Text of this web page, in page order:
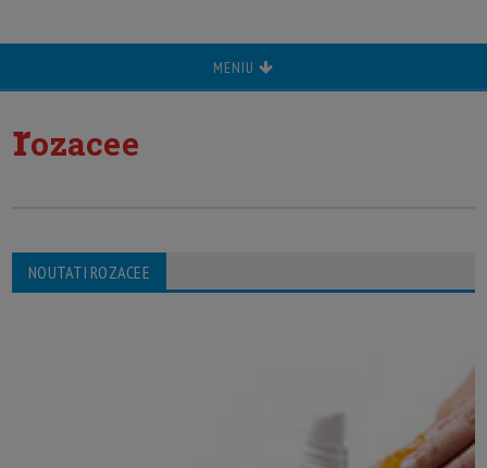
MENIU
rozacee
NOUTATI ROZACEE